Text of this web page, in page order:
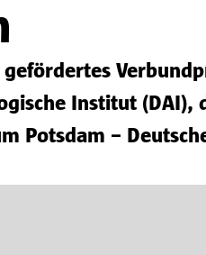
Institut (DAI),
–